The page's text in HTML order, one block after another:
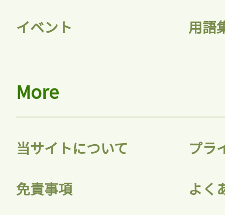
イベント 用語
More
当サイトについて プラ
免責事項 よく